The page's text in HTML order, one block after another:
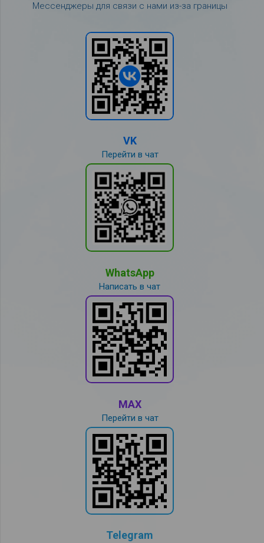
Мессенджеры для связи с нами из-за границы
VK
Перейти в чат
WhatsApp
Написать в чат
MAX
Перейти в чат
Telegram